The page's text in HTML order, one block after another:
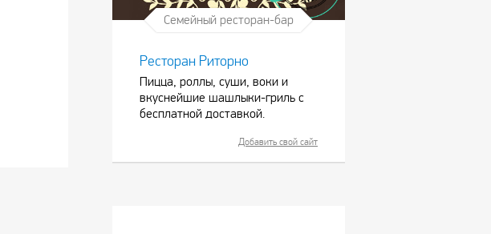
Семейный ресторан-бар
Ресторан Риторно
Пицца, роллы, суши, воки и
вкуснейшие шашлыки-гриль с
бесплатной доставкой.
Добавить свой сайт